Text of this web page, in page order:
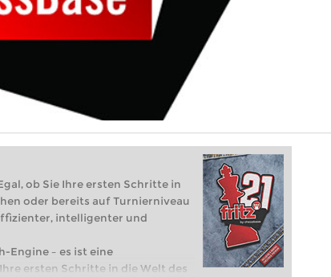
ob Sie Ihre ersten Schritte in
oder bereits auf Turnierniveau
intelligenter und
Engine – es ist eine
ersten Schritte in die Welt des